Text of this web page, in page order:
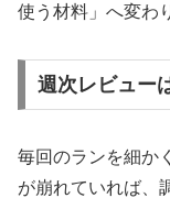
使う材料」へ変わ
週次レビュー
毎回のランを細か
が崩れていれば、